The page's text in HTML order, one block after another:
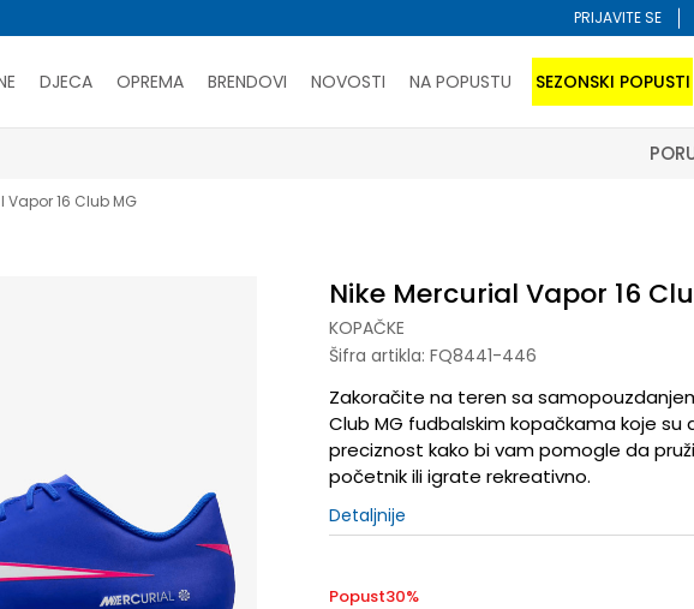
PRIJAVITE SE
DJECA OPREMA BRENDOVI NOVOSTI NA POPUSTU SEZONSKI POPUSTI
Vapor 16 Club MG
Nike Mercurial Vapor 16
KOPAČKE
Šifra artikla: FQ8441-446
Zakoračite na teren sa
Club MG fudbalskim kopačkama koje su
preciznost kako bi vam pomogle da
početnik ili igrate rekreativno.
Detaljnije
Popust30%